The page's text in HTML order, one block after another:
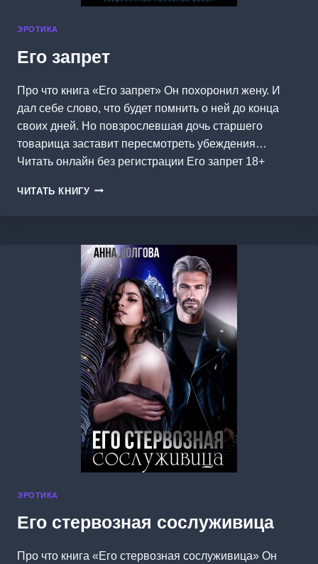
ЭРОТИКА
Его запрет
Про что книга «Его запрет» Он похоронил жену. И
дал себе слово, что будет помнить о ней до конца
своих дней. Но повзрослевшая дочь старшего
товарища заставит пересмотреть убеждения…
Читать онлайн без регистрации Его запрет 18+
ЧИТАТЬ КНИГУ ЕГО
ЭРОТИКА
Его стервозная сослуживица
Про что книга «Его стервозная сослуживица» Он